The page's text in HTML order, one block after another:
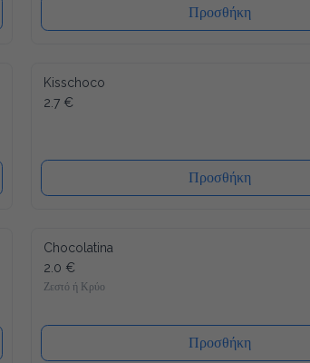
Προσθήκη
Kisschoco
2.7 €
Προσθήκη
Chocolatina
2.0 €
Ζεστό ή Κρύο
Προσθήκη